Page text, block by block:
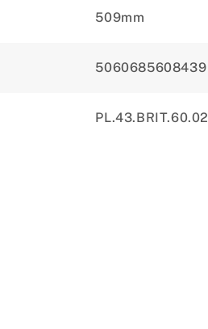
509mm
5060685608439
PL.43.BRIT.60.02